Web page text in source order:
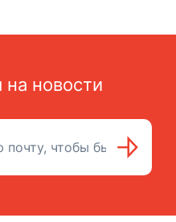
на новости